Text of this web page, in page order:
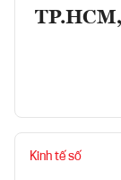
Kinh tế số